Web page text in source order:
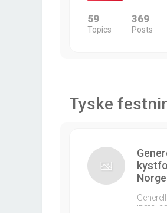
59
Topics
369
Posts
Tyske
Norge